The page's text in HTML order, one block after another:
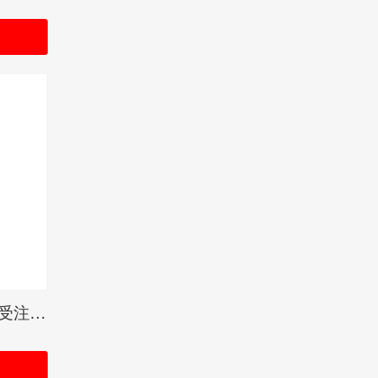
吉井和哉 YOZZY KAZBORN(受注限定生産品)